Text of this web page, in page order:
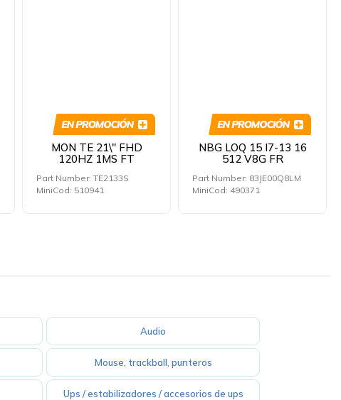
MON TE 21\'' FHD
120HZ 1MS FT
Part Number: TE2133S
MiniCod: 510941
NBG LOQ 15 I7-13 16
512 V8G FR
Part Number: 83JE00Q8LM
MiniCod: 490371
Audio
Mouse, trackball, punteros
Ups / estabilizadores / accesorios de ups